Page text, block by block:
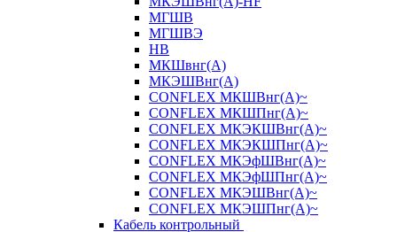
МГШВ
МГШВЭ
НВ
МКШвнг(А)
МКЭШВнг(А)
CONFLEX МКШВнг(А)~
CONFLEX МКШПнг(А)~
CONFLEX МКЭКШВнг(А)~
CONFLEX МКЭКШПнг(А)~
CONFLEX МКЭфШВнг(А)~
CONFLEX МКЭфШПнг(А)~
CONFLEX МКЭШВнг(А)~
CONFLEX МКЭШПнг(А)~
Кабель контрольный